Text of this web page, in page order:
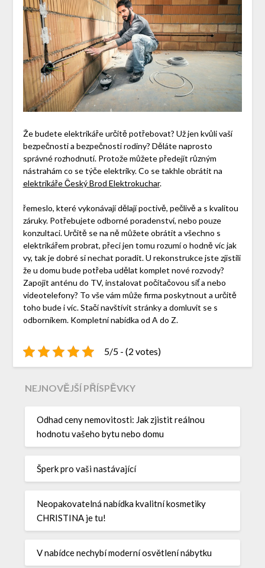
Že budete elektrikáře určitě potřebovat? Už jen kvůli vaší
bezpečnosti a bezpečnosti rodiny? Děláte naprosto
správné rozhodnutí. Protože můžete předejít různým
nástrahám co se týče elektriky. Co se takhle obrátit na
elektrikáře Český Brod Elektrokuchar.
řemeslo, které vykonávají dělají poctivě, pečlivě a s kvalitou
záruky. Potřebujete odborné poradenství, nebo pouze
konzultaci. Určitě se na ně můžete obrátit a všechno s
elektrikářem probrat, přeci jen tomu rozumí o hodně víc jak
vy, tak je dobré si nechat poradit. U rekonstrukce jste zjistili
že u domu bude potřeba udělat komplet nové rozvody?
Zapojit anténu do TV, instalovat počítačovou síť a nebo
videotelefony? To vše vám může firma poskytnout a určitě
toho bude i víc. Stačí navštívit stránky a domluvit se s
odborníkem. Kompletní nabídka od A do Z.
5/5 - (2 votes)
NEJNOVĚJŠÍ PŘÍSPĚVKY
Odhad ceny nemovitosti: Jak zjistit reálnou
hodnotu vašeho bytu nebo domu
Šperk pro vaši nastávající
Neopakovatelná nabídka kvalitní kosmetiky
CHRISTINA je tu!
V nabídce nechybí moderní osvětlení nábytku